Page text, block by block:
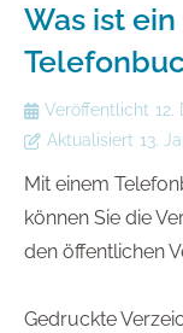
Was ist ein
Veröffentlicht 12.
Aktualisiert 13.
Mit einem
können Sie die
den öffentlichen
Gedruckte